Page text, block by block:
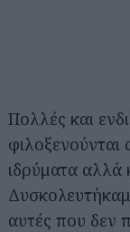
Πολλές και
φιλοξενούνται
ιδρύματα αλλά
αυτές που δεν